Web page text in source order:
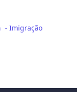
- Imigração